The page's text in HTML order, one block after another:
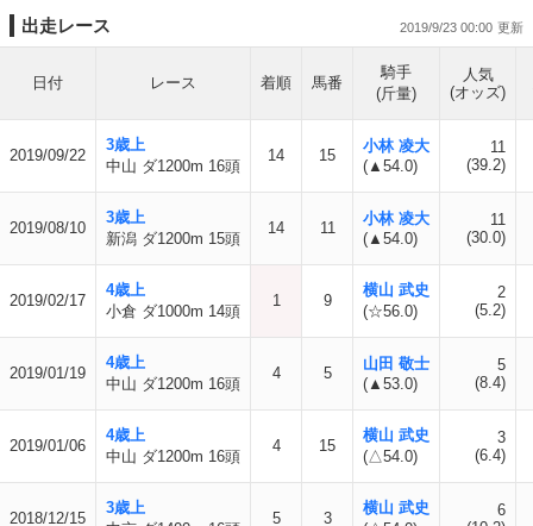
出走レース 2019/9/23 00:00
日付 レース 着順 馬番
騎手
(斤量)
人気
(オッズ)
2019/09/22
3歳上
中山 ダ1200m 16頭
14 15
小林 凌大
(▲54.0)
11
(39.2)
2019/08/10
3歳上
新潟 ダ1200m 15頭
14 11
小林 凌大
(▲54.0)
11
(30.0)
2019/02/17
4歳上
小倉 ダ1000m 14頭
1 9
横山 武史
(☆56.0)
2
(5.2)
2019/01/19
4歳上
中山 ダ1200m 16頭
4 5
山田 敬士
(▲53.0)
5
(8.4)
2019/01/06
4歳上
中山 ダ1200m 16頭
4 15
横山 武史
(△54.0)
3
(6.4)
2018/12/15
3歳上
5 3
横山 武史
6